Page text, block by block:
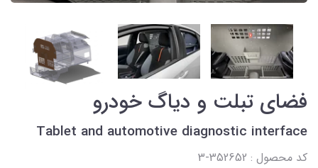
فضای تبلت و دیاگ خودرو
Tablet and automotive diagnostic interface
کد محصول : 352652-3